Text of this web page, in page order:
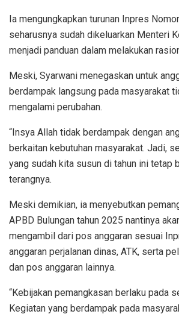
Ia mengungkapkan turunan Inpres
seharusnya sudah dikeluarkan Menteri
menjadi panduan dalam melakukan
Meski, Syarwani menegaskan untuk
berdampak langsung pada masyarakat
mengalami perubahan.
“Insya Allah tidak berdampak dengan
berkaitan kebutuhan masyarakat. Jadi,
yang sudah kita susun di tahun ini tetap
terangnya.
Meski demikian, ia menyebutkan
APBD Bulungan tahun 2025 nantinya
mengambil dari pos anggaran sesuai
anggaran perjalanan dinas, ATK, serta
dan pos anggaran lainnya.
“Kebijakan pemangkasan berlaku pada
Kegiatan yang berdampak pada